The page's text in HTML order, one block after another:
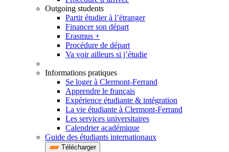
Outgoing students
Partir étudier à l’étranger
Financer son départ
Erasmus +
Procédure de départ
Va voir ailleurs si j’étudie
Informations pratiques
Se loger à Clermont-Ferrand
Apprendre le français
Expérience étudiante & intégration
La vie étudiante à Clermont-Ferrand
Les services universitaires
Calendrier académique
Guide des étudiants internationaux
Télécharger